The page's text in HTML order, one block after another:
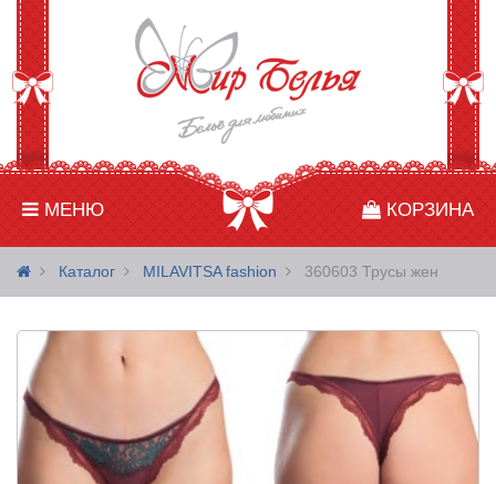
МЕНЮ КОРЗИНА
Каталог MILAVITSA fashion 360603 Трусы жен